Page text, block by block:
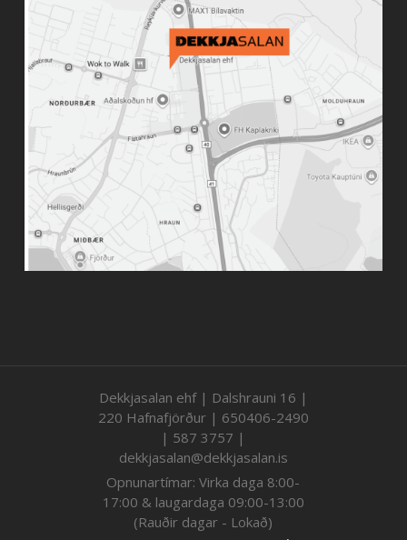
Dekkjasalan ehf | Dalshrauni 16 |
220 Hafnafjörður | 650406-2490
| 587 3757 |
dekkjasalan@dekkjasalan.is
Opnunartímar: Virka daga 8:00-
17:00 & laugardaga 09:00-13:00
(Rauðir dagar - Lokað)